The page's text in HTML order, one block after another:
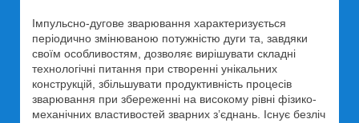
Імпульсно-дугове зварювання характеризується
періодично змінюваною потужністю дуги та, завдяки
своїм особливостям, дозволяє вирішувати складні
технологічні питання при створенні унікальних
конструкцій, збільшувати продуктивність процесів
зварювання при збереженні на високому рівні фізико-
механічних властивостей зварних з’єднань. Існує безліч